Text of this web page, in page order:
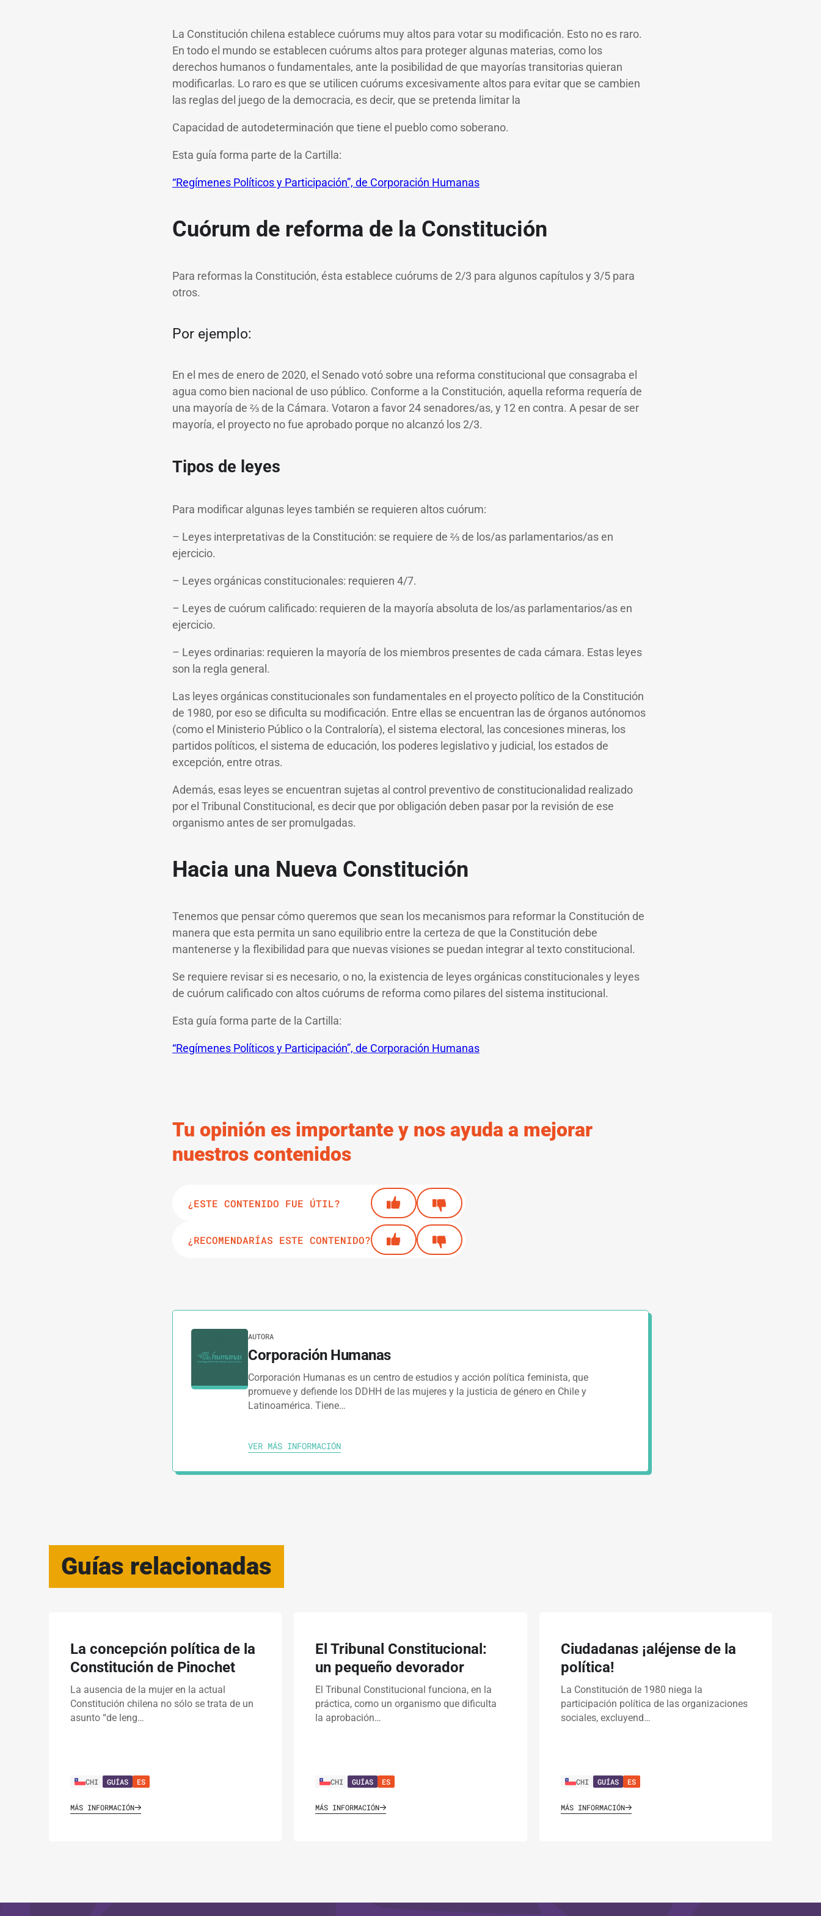
La Constitución chilena establece cuórums muy altos para votar su modificación. Esto no es raro.
En todo el mundo se establecen cuórums altos para proteger algunas materias, como los
derechos humanos o fundamentales, ante la posibilidad de que mayorías transitorias quieran
modificarlas. Lo raro es que se utilicen cuórums excesivamente altos para evitar que se cambien
las reglas del juego de la democracia, es decir, que se pretenda limitar la
Capacidad de autodeterminación que tiene el pueblo como soberano.
Esta guía forma parte de la Cartilla:
“Regímenes Políticos y Participación”, de Corporación Humanas
Cuórum de reforma de la Constitución
Para reformas la Constitución, ésta establece cuórums de 2/3 para algunos capítulos y 3/5 para
otros.
Por ejemplo:
En el mes de enero de 2020, el Senado votó sobre una reforma constitucional que consagraba el
agua como bien nacional de uso público. Conforme a la Constitución, aquella reforma requería de
una mayoría de ⅔ de la Cámara. Votaron a favor 24 senadores/as, y 12 en contra. A pesar de ser
mayoría, el proyecto no fue aprobado porque no alcanzó los 2/3.
Tipos de leyes
Para modificar algunas leyes también se requieren altos cuórum:
– Leyes interpretativas de la Constitución: se requiere de ⅔ de los/as parlamentarios/as en
ejercicio.
– Leyes orgánicas constitucionales: requieren 4/7.
– Leyes de cuórum calificado: requieren de la mayoría absoluta de los/as parlamentarios/as en
ejercicio.
– Leyes ordinarias: requieren la mayoría de los miembros presentes de cada cámara. Estas leyes
son la regla general.
Las leyes orgánicas constitucionales son fundamentales en el proyecto político de la Constitución
de 1980, por eso se dificulta su modificación. Entre ellas se encuentran las de órganos autónomos
(como el Ministerio Público o la Contraloría), el sistema electoral, las concesiones mineras, los
partidos políticos, el sistema de educación, los poderes legislativo y judicial, los estados de
excepción, entre otras.
Además, esas leyes se encuentran sujetas al control preventivo de constitucionalidad realizado
por el Tribunal Constitucional, es decir que por obligación deben pasar por la revisión de ese
organismo antes de ser promulgadas.
Hacia una Nueva Constitución
Tenemos que pensar cómo queremos que sean los mecanismos para reformar la Constitución de
manera que esta permita un sano equilibrio entre la certeza de que la Constitución debe
mantenerse y la flexibilidad para que nuevas visiones se puedan integrar al texto constitucional.
Se requiere revisar si es necesario, o no, la existencia de leyes orgánicas constitucionales y leyes
de cuórum calificado con altos cuórums de reforma como pilares del sistema institucional.
Esta guía forma parte de la Cartilla:
“Regímenes Políticos y Participación”, de Corporación Humanas
Tu opinión es importante y nos ayuda a mejorar
nuestros contenidos
¿ESTE CONTENIDO FUE ÚTIL?
¿RECOMENDARÍAS ESTE CONTENIDO?
AUTORA
Corporación Humanas
Corporación Humanas es un centro de estudios y acción política feminista, que
promueve y defiende los DDHH de las mujeres y la justicia de género en Chile y
Latinoamérica. Tiene…
VER MÁS INFORMACIÓN
Guías relacionadas
La concepción política de la
Constitución de Pinochet
La ausencia de la mujer en la actual
Constitución chilena no sólo se trata de un
asunto “de leng…
CHI GUÍAS ES
MÁS INFORMACIÓN
El Tribunal Constitucional:
un pequeño devorador
El Tribunal Constitucional funciona, en la
práctica, como un organismo que dificulta
la aprobación…
CHI GUÍAS ES
MÁS INFORMACIÓN
Ciudadanas ¡aléjense de la
política!
La Constitución de 1980 niega la
participación política de las organizaciones
sociales, excluyend…
CHI GUÍAS ES
MÁS INFORMACIÓN